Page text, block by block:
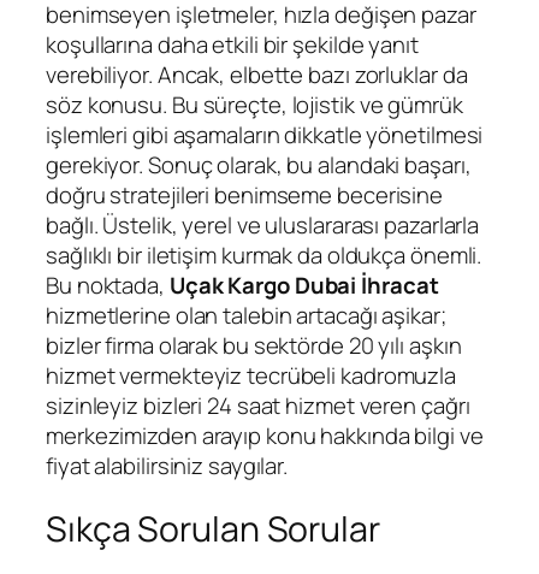
benimseyen işletmeler, hızla değişen pazar
koşullarına daha etkili bir şekilde yanıt
verebiliyor. Ancak, elbette bazı zorluklar da
söz konusu. Bu süreçte, lojistik ve gümrük
işlemleri gibi aşamaların dikkatle yönetilmesi
gerekiyor. Sonuç olarak, bu alandaki başarı,
doğru stratejileri benimseme becerisine
bağlı. Üstelik, yerel ve uluslararası pazarlarla
sağlıklı bir iletişim kurmak da oldukça önemli.
Bu noktada, Uçak Kargo Dubai İhracat
hizmetlerine olan talebin artacağı aşikar;
bizler firma olarak bu sektörde 20 yılı aşkın
hizmet vermekteyiz tecrübeli kadromuzla
sizinleyiz bizleri 24 saat hizmet veren çağrı
merkezimizden arayıp konu hakkında bilgi ve
fiyat alabilirsiniz saygılar.
Sıkça Sorulan Sorular